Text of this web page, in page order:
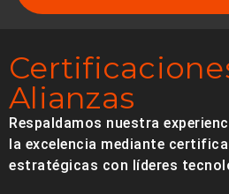
Alianzas
Respaldamos nuestra
la excelencia mediante
estratégicas con líderes